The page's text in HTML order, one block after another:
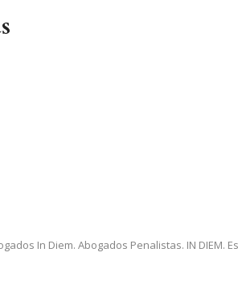
In Diem. Abogados Penalistas. IN DIEM.